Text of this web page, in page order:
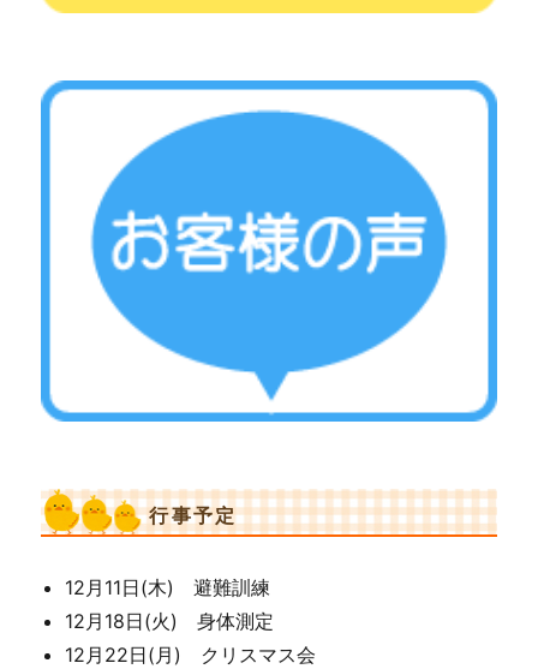
行事予定
12月11日(木) 避難訓練
12月18日(火) 身体測定
12月22日(月) クリスマス会